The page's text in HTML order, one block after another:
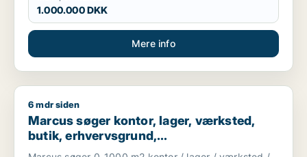
1.000.000 DKK
Mere info
Marcus søger kontor, lager, værksted, butik,
6 mdr siden
Marcus søger kontor, lager, værksted,
butik, erhvervsgrund,
boligudlejningsejendom,